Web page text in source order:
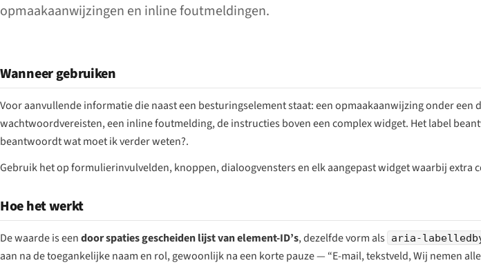
opmaakaanwijzingen en inline foutmeldingen.
Wanneer gebruiken
Voor aanvullende informatie die naast een besturingselement staat: een opmaakaanwijzing onder een
wachtwoordvereisten, een inline foutmelding, de instructies boven een complex widget. Het label
beantwoordtwat moet ik verder weten?.
Gebruik het op formulierinvulvelden, knoppen, dialoogvensters en elk aangepast widget waarbij extra
Hoe het werkt
De waarde is eendoor spaties gescheiden lijst van element-ID’s, dezelfde vorm als aria-
aan na de toegankelijke naam en rol, gewoonlijk na een korte pauze — “E-mail, tekstveld, Wij nemen